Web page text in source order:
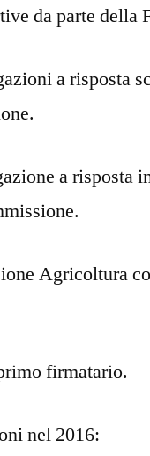
da parte della
a risposta
a risposta
Agricoltura
firmatario.
nel 2016: